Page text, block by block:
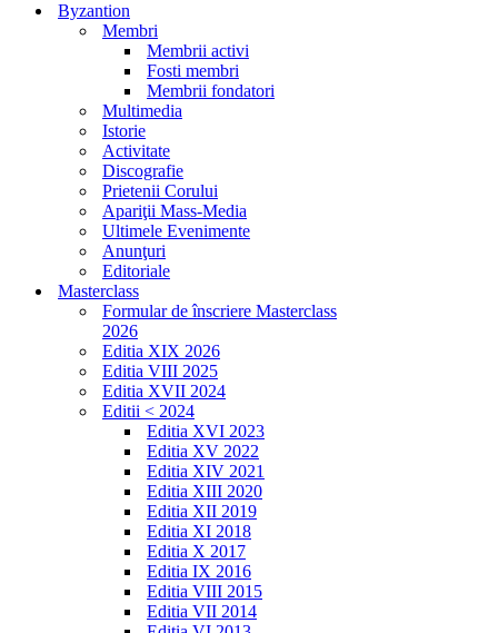
Byzantion
Membri
Membrii activi
Fosti membri
Membrii fondatori
Multimedia
Istorie
Activitate
Discografie
Prietenii Corului
Apariţii Mass-Media
Ultimele Evenimente
Anunţuri
Editoriale
Masterclass
Formular de înscriere Masterclass
2026
Editia XIX 2026
Editia VIII 2025
Editia XVII 2024
Editii < 2024
Editia XVI 2023
Editia XV 2022
Editia XIV 2021
Editia XIII 2020
Editia XII 2019
Editia XI 2018
Editia X 2017
Editia IX 2016
Editia VIII 2015
Editia VII 2014